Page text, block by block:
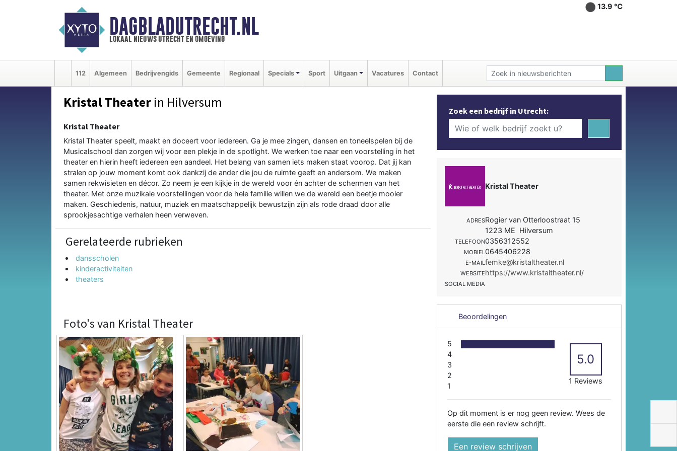
DAGBLADUTRECHT.NL
lokaal nieuws utrecht en omgeving
13.9 ℃
112 Algemeen Bedrijvengids Gemeente Regionaal Specials Sport Uitgaan Vacatures Contact
Kristal Theater in Hilversum
Kristal Theater
Kristal Theater speelt, maakt en doceert voor iedereen. Ga je mee zingen, dansen en toneelspelen bij de
Musicalschool dan zorgen wij voor een plekje in de spotlight. We werken toe naar een voorstelling in het
theater en hierin heeft iedereen een aandeel. Het belang van samen iets maken staat voorop. Dat jij kan
stralen op jouw moment komt ook dankzij de ander die jou de ruimte geeft en andersom. We maken
samen rekwisieten en décor. Zo neem je een kijkje in de wereld voor én achter de schermen van het
theater. Met onze muzikale voorstellingen voor de hele familie willen we de wereld een beetje mooier
maken. Geschiedenis, natuur, muziek en maatschappelijk bewustzijn zijn als rode draad door alle
sprookjesachtige verhalen heen verweven.
Gerelateerde rubrieken
dansscholen
kinderactiviteiten
theaters
Foto's van Kristal Theater
Zoek een bedrijf in Utrecht:
Kristal Theater
ADRESRogier van Otterloostraat 15
1223 ME Hilversum
TELEFOON0356312552
MOBIEL0645406228
E-MAILfemke@kristaltheater.nl
WEBSITEhttps://www.kristaltheater.nl/
SOCIAL MEDIA
Beoordelingen
5
4
3
2
1
5.0
1 Reviews
Op dit moment is er nog geen review. Wees de
eerste die een review schrijft.
Een review schrijven